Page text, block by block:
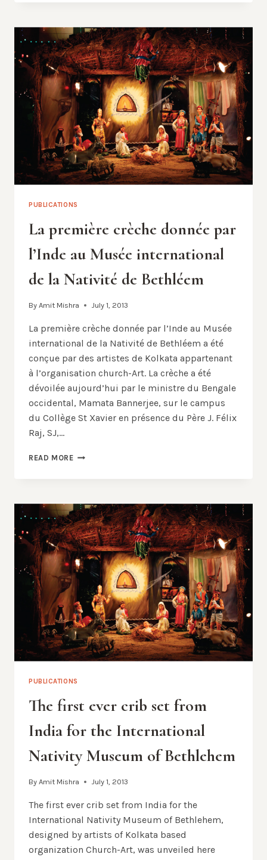
LA
INDIA
PARA
EL
MUSEO
INTERNACIONAL
DE
LA
NATIVIDAD
DE
BELÉN
PUBLICATIONS
La première crèche donnée par
l’Inde au Musée international
de la Nativité de Bethléem
By Amit Mishra July 1, 2013
La première crèche donnée par l’Inde au Musée
international de la Nativité de Bethléem a été
conçue par des artistes de Kolkata appartenant
à l’organisation church-Art. La crèche a été
dévoilée aujourd’hui par le ministre du Bengale
occidental, Mamata Bannerjee, sur le campus
du Collège St Xavier en présence du Père J. Félix
Raj, SJ,…
READ MORELA
PAR
L’INDE
AU
MUSÉE
INTERNATIONAL
DE
LA
NATIVITÉ
DE
BETHLÉEM
PUBLICATIONS
The first ever crib set from
India for the International
Nativity Museum of Bethlehem
By Amit Mishra July 1, 2013
The first ever crib set from India for the
International Nativity Museum of Bethlehem,
designed by artists of Kolkata based
organization Church-Art, was unveiled here